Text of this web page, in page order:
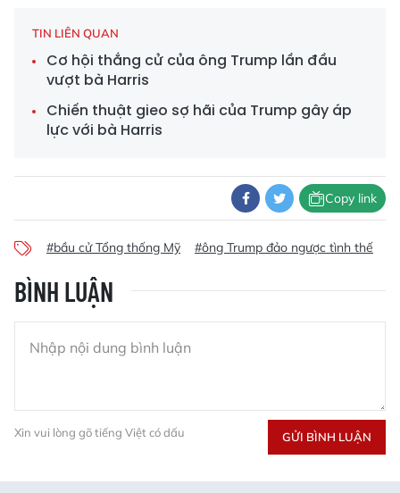
TIN LIÊN QUAN
Cơ hội thắng cử của ông Trump lần đầu
vượt bà Harris
Chiến thuật gieo sợ hãi của Trump gây áp
lực với bà Harris
Copy link
#bầu cử Tổng thống Mỹ #ông Trump đảo ngược tình thế
BÌNH LUẬN
Xin vui lòng gõ tiếng Việt có dấu GỬI BÌNH LUẬN